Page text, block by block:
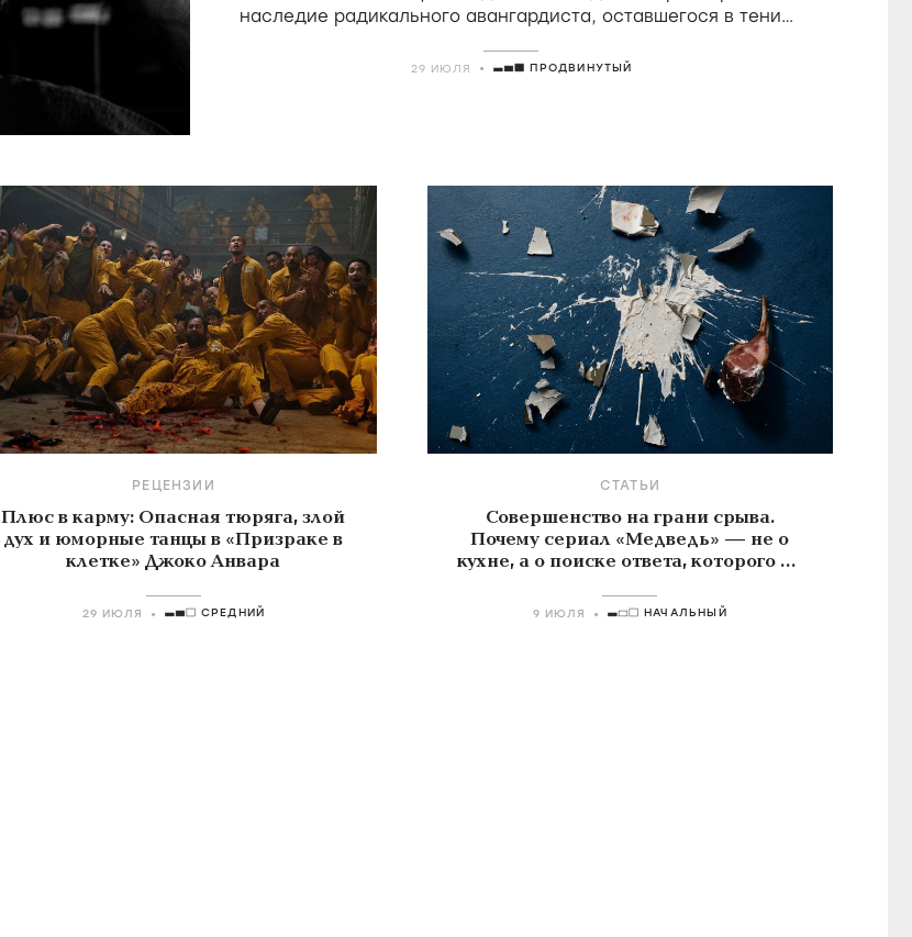
наследие радикального авангардиста, оставшегося в тени
29 ИЮЛЯ ПРОДВИНУТЫЙ
РЕЦЕНЗИИ
Плюс в карму: Опасная тюряга, злой
дух и юморные танцы в «Призраке в
клетке» Джоко Анвара
29 ИЮЛЯ СРЕДНИЙ
СТАТЬИ
Совершенство на грани срыва.
Почему сериал «Медведь» — не о
кухне, а о поиске ответа, которого не
9 ИЮЛЯ НАЧАЛЬНЫЙ